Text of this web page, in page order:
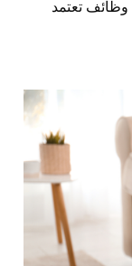
وظائف تعتمد